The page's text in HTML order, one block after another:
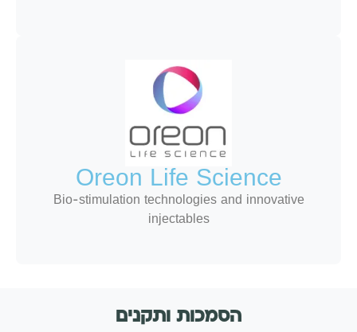
Oreon Life Science
Bio-stimulation technologies and innovative
injectables
הסמכות ותקנים